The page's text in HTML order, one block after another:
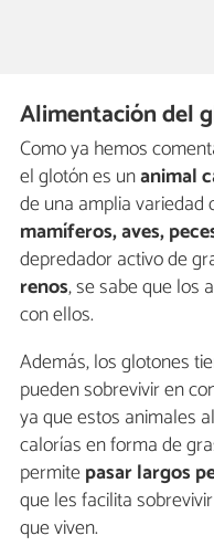
Alimentación del
Como ya hemos
el glotón es unanimal
de una amplia variedad
mamíferos, aves,
depredador activo de
renos, se sabe que los
con ellos.
Además, los glotones
pueden sobrevivir en
ya que estos animales
calorías en forma de
permitepasar largos
que les facilita
que viven.